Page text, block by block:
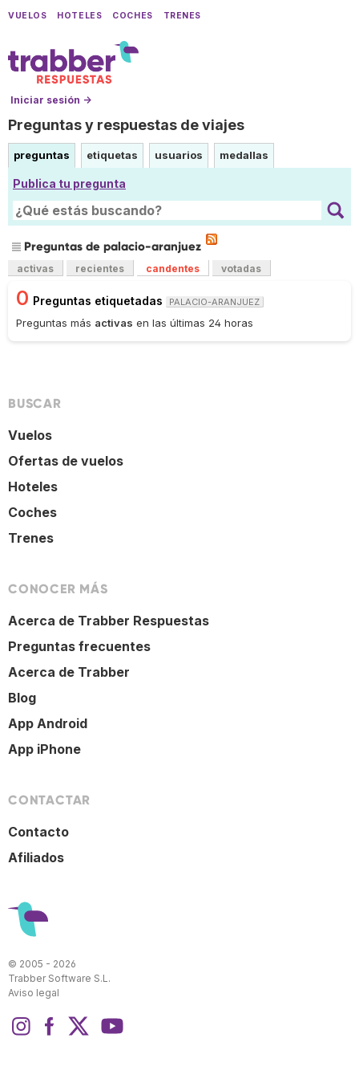
VUELOS HOTELES COCHES TRENES
Iniciar sesión →
Preguntas y respuestas de viajes
preguntas etiquetas usuarios medallas
Publica tu pregunta
Preguntas de palacio-aranjuez
activas recientes candentes votadas
0 Preguntas etiquetadas PALACIO-ARANJUEZ
Preguntas más activas en las últimas 24 horas
BUSCAR
Vuelos
Ofertas de vuelos
Hoteles
Coches
Trenes
CONOCER MÁS
Acerca de Trabber Respuestas
Preguntas frecuentes
Acerca de Trabber
Blog
App Android
App iPhone
CONTACTAR
Contacto
Afiliados
© 2005 - 2026
Trabber Software S.L.
Aviso legal